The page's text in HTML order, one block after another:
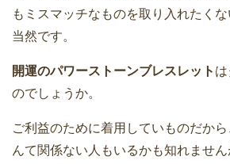
もミスマッチなものを取り入れたく
当然です。
開運のパワーストーンブレスレット
のでしょうか。
ご利益のために着用していものだか
んて関係ない人もいるかも知れません